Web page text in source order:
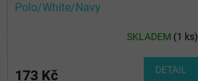
Polo/White/Navy
SKLADEM (1 ks)
173 Kč DETAIL